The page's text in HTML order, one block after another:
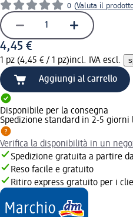
0 (Valuta il
4,45 €
1 pz (4,45 € / 1 pz)incl. IVA escl.
Aggiungi al carrello
Disponibile per la consegna
Spedizione standard in 2-5 giorni
Verifica la disponibilità in un
Spedizione gratuita a partire
Reso facile e gratuito
Ritiro express gratuito per i